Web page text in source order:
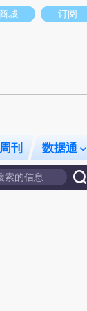
观点和立场。推荐
城 订阅
周刊 数据通